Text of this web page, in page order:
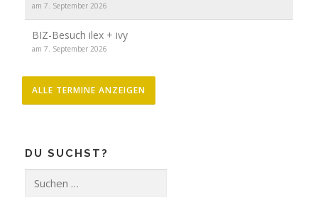
am 7. September 2026
BIZ-Besuch ilex + ivy
am 7. September 2026
ALLE TERMINE ANZEIGEN
DU SUCHST?
nach: